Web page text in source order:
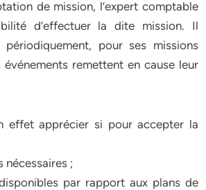
de mission, l’expert comptable
d’effectuer la dite mission. Il
pour ses missions
événements remettent en cause leur
effet apprécier si pour accepter la
nécessaires ;
par rapport aux plans de